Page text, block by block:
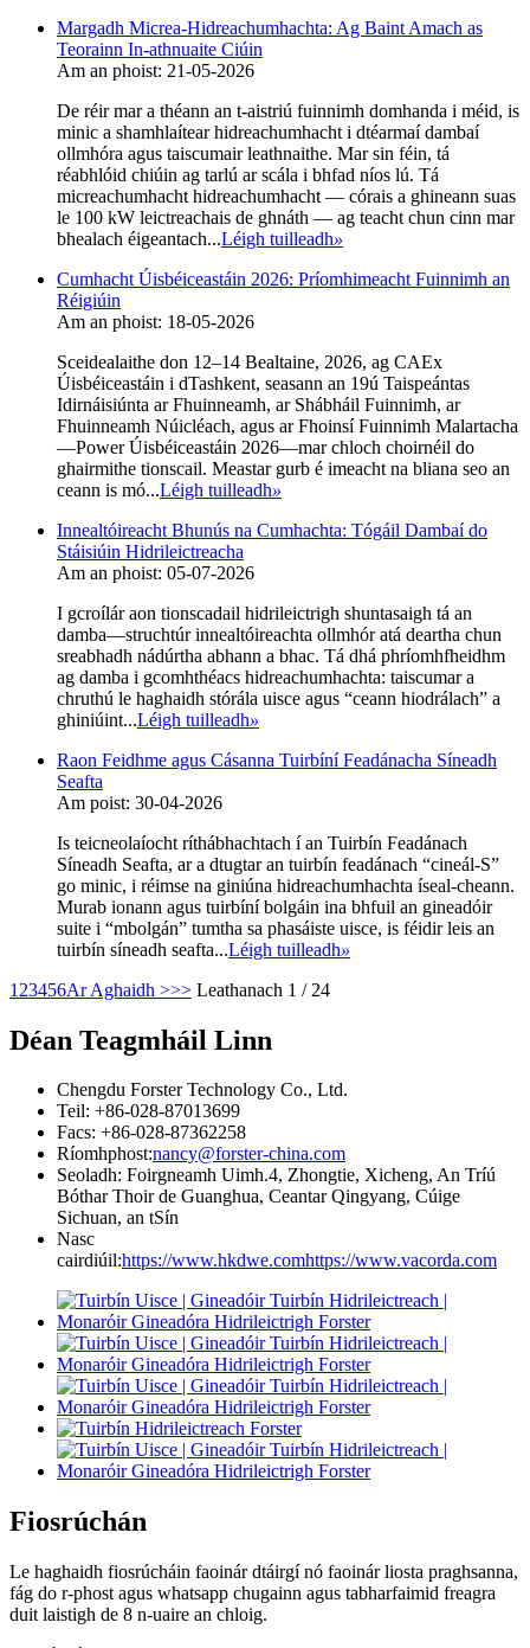
Margadh Micrea-Hidreachumhachta: Ag Baint Amach as
Teorainn In-athnuaite Ciúin
Am an phoist: 21-05-2026
De réir mar a théann an t-aistriú fuinnimh domhanda i méid, is
minic a shamhlaítear hidreachumhacht i dtéarmaí dambaí
ollmhóra agus taiscumair leathnaithe. Mar sin féin, tá
réabhlóid chiúin ag tarlú ar scála i bhfad níos lú. Tá
micreachumhacht hidreachumhacht — córais a ghineann suas
le 100 kW leictreachais de ghnáth — ag teacht chun cinn mar
bhealach éigeantach...Léigh tuilleadh»
Cumhacht Úisbéiceastáin 2026: Príomhimeacht Fuinnimh an
Réigiúin
Am an phoist: 18-05-2026
Sceidealaithe don 12–14 Bealtaine, 2026, ag CAEx
Úisbéiceastáin i dTashkent, seasann an 19ú Taispeántas
Idirnáisiúnta ar Fhuinneamh, ar Shábháil Fuinnimh, ar
Fhuinneamh Núicléach, agus ar Fhoinsí Fuinnimh Malartacha
—Power Úisbéiceastáin 2026—mar chloch choirnéil do
ghairmithe tionscail. Meastar gurb é imeacht na bliana seo an
ceann is mó...Léigh tuilleadh»
Innealtóireacht Bhunús na Cumhachta: Tógáil Dambaí do
Stáisiúin Hidrileictreacha
Am an phoist: 05-07-2026
I gcroílár aon tionscadail hidrileictrigh shuntasaigh tá an
damba—struchtúr innealtóireachta ollmhór atá deartha chun
sreabhadh nádúrtha abhann a bhac. Tá dhá phríomhfheidhm
ag damba i gcomhthéacs hidreachumhachta: taiscumar a
chruthú le haghaidh stórála uisce agus “ceann hiodrálach” a
ghiniúint...Léigh tuilleadh»
Raon Feidhme agus Cásanna Tuirbíní Feadánacha Síneadh
Seafta
Am poist: 30-04-2026
Is teicneolaíocht ríthábhachtach í an Tuirbín Feadánach
Síneadh Seafta, ar a dtugtar an tuirbín feadánach “cineál-S”
go minic, i réimse na giniúna hidreachumhachta íseal-cheann.
Murab ionann agus tuirbíní bolgáin ina bhfuil an gineadóir
suite i “mbolgán” tumtha sa phasáiste uisce, is féidir leis an
tuirbín síneadh seafta...Léigh tuilleadh»
1 23456Ar Aghaidh >>> Leathanach 1 / 24
Déan Teagmháil Linn
Chengdu Forster Technology Co., Ltd.
Teil: +86-028-87013699
Facs: +86-028-87362258
Ríomhphost:nancy@forster-china.com
Seoladh: Foirgneamh Uimh.4, Zhongtie, Xicheng, An Tríú
Bóthar Thoir de Guanghua, Ceantar Qingyang, Cúige
Sichuan, an tSín
Nasc
cairdiúil:https://www.hkdwe.comhttps://www.vacorda.com
Fiosrúchán
Le haghaidh fiosrúcháin faoinár dtáirgí nó faoinár liosta praghsanna,
fág do r-phost agus whatsapp chugainn agus tabharfaimid freagra
duit laistigh de 8 n-uaire an chloig.